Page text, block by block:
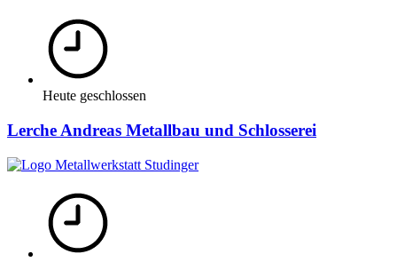
Heute geschlossen
Lerche Andreas Metallbau und Schlosserei